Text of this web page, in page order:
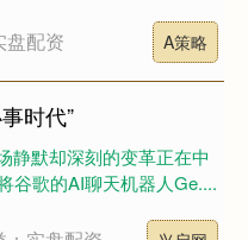
盘配资 A策略
时代”
静默却深刻的变革正在中
谷歌的AI聊天机器人Ge....